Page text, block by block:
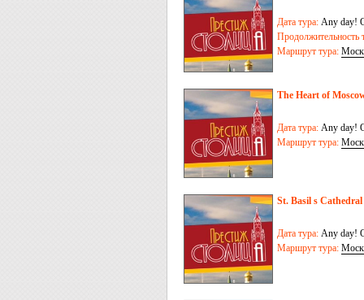
Дата тура: Any day!
Продолжительность
Маршрут тура:
The Heart of
Дата тура: Any day!
Маршрут тура:
St. Basil s Cathedral
Дата тура: Any day!
Маршрут тура: